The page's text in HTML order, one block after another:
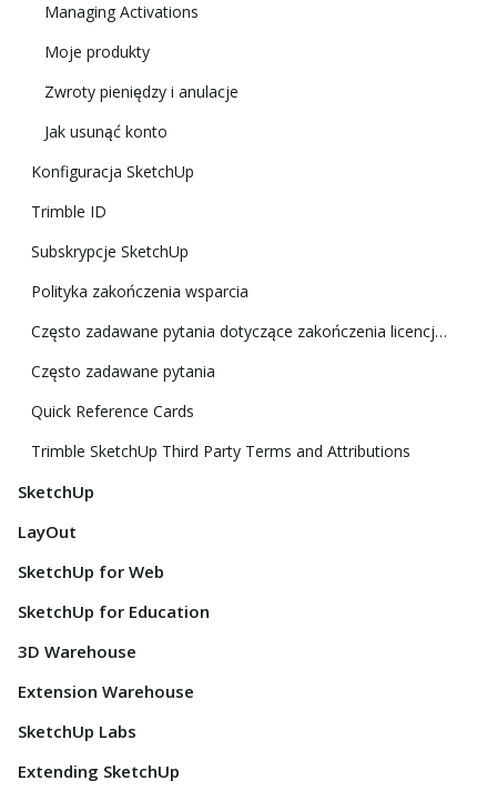
Managing Activations
Moje produkty
Zwroty pieniędzy i anulacje
Jak usunąć konto
Konfiguracja SketchUp
Trimble ID
Subskrypcje SketchUp
Polityka zakończenia wsparcia
Często zadawane pytania dotyczące zakończenia licencji klasycznej
Często zadawane pytania
Quick Reference Cards
Trimble SketchUp Third Party Terms and Attributions
SketchUp
LayOut
SketchUp for Web
SketchUp for Education
3D Warehouse
Extension Warehouse
SketchUp Labs
Extending SketchUp